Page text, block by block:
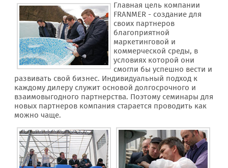
Главная цель компании
FRANMER - создание для
своих партнеров
благоприятной
маркетинговой и
коммерческой среды, в
условиях которой они
смогли бы успешно вести и
развивать свой бизнес. Индивидуальный подход к
каждому дилеру служит основой долгосрочного и
взаимовыгодного партнерства. Поэтому семинары для
новых партнеров компания старается проводить как
можно чаще.